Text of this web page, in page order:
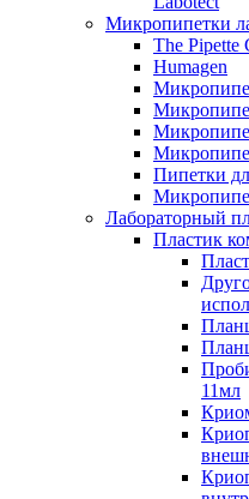
Микропипетки
The Pipette
Humagen
Пипетки
Лабораторный
Пластик
11мл